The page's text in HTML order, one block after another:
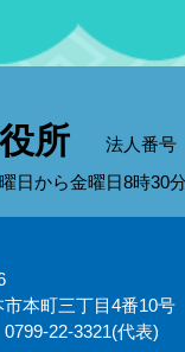
所
法人番号
日から金曜日8時30
本町三丁目4番10号
22-3321(代表)